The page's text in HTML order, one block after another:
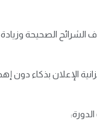
الشرائح الصحيحة
الإعلان بذكاء دون